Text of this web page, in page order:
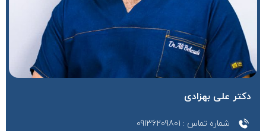
دکتر علی بهزادی
شماره تماس : 09136209801